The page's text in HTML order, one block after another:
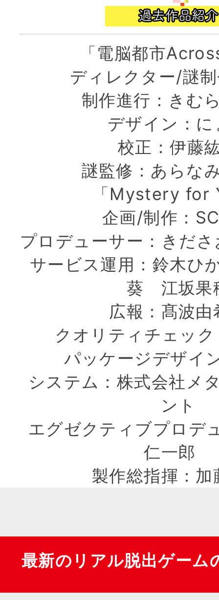
「電脳都市
ディレクター/謎
制作進行：きむ
デザイン：に
校正：伊藤
謎監修：あらな
「Mystery for
企画/制作：
プロデューサー：きだ
サービス運用：鈴木
葵 江坂果
広報：髙波由
クオリティチェッ
パッケージデザイ
システム：株式会社メ
ント
エグゼクティブプロデ
仁一郎
製作総指揮：加
最新のリアル脱出ゲーム